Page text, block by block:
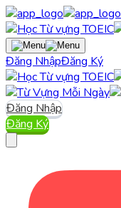
Đăng NhậpĐăng Ký
Đăng Nhập
Đăng Ký